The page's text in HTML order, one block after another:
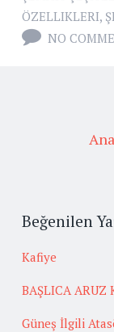
ÖZELLIKLERI,
NO
Beğenilen
Kafiye
BAŞLICA ARUZ
Güneş İlgili